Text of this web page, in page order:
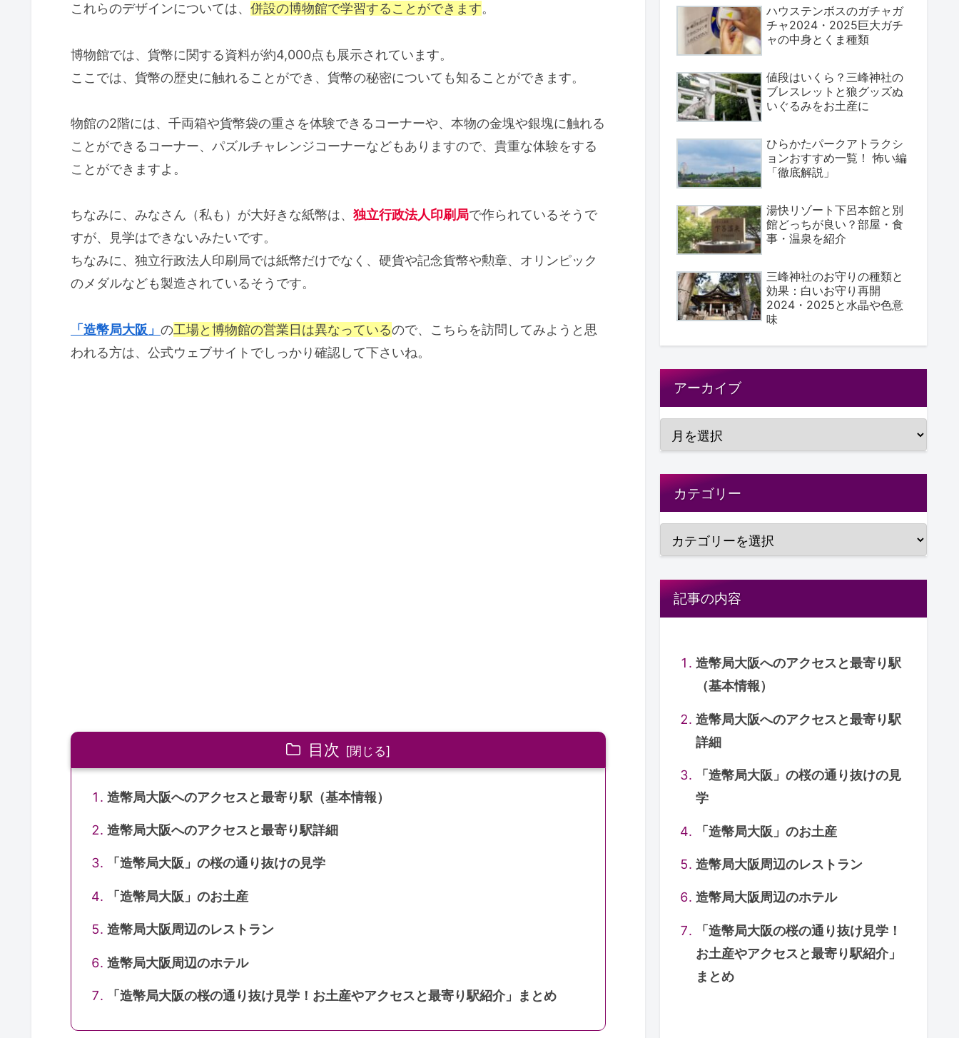
これらのデザインについては、 併設の博物館で学習することができます。
博物館では、貨幣に関する資料が約4,000点も展示されています。
ここでは、貨幣の歴史に触れることができ、貨幣の秘密についても知ることができます。
物館の2階には、千両箱や貨幣袋の重さを体験できるコーナーや、本物の金塊や銀塊に触れる
ことができるコーナー、パズルチャレンジコーナーなどもありますので、貴重な体験をする
ことができますよ。
ちなみに、みなさん（私も）が大好きな紙幣は、 独立行政法人印刷局で作られているそうで
すが、見学はできないみたいです。
ちなみに、独立行政法人印刷局では紙幣だけでなく、硬貨や記念貨幣や勲章、オリンピック
のメダルなども製造されているそうです。
「造幣局大阪」 の工場と博物館の営業日は異なっているので、こちらを訪問してみようと思
われる方は、公式ウェブサイトでしっかり確認して下さいね。
目次
造幣局大阪へのアクセスと最寄り駅（基本情報）
造幣局大阪へのアクセスと最寄り駅詳細
「造幣局大阪」の桜の通り抜けの見学
「造幣局大阪」のお土産
造幣局大阪周辺のレストラン
造幣局大阪周辺のホテル
「造幣局大阪の桜の通り抜け見学！お土産やアクセスと最寄り駅紹介」まとめ
ハウステンボスのガチャガ
チャ2024・2025巨大ガチ
ャの中身とくま種類
値段はいくら？三峰神社の
ブレスレットと狼グッズぬ
いぐるみをお土産に
ひらかたパークアトラクシ
ョンおすすめ一覧！ 怖い編
「徹底解説」
湯快リゾート下呂本館と別
館どっちが良い？部屋・食
事・温泉を紹介
三峰神社のお守りの種類と
効果：白いお守り再開
2024・2025と水晶や色意
味
アーカイブ
カテゴリー
記事の内容
造幣局大阪へのアクセスと最寄り駅
（基本情報）
造幣局大阪へのアクセスと最寄り駅
詳細
「造幣局大阪」の桜の通り抜けの見
学
「造幣局大阪」のお土産
造幣局大阪周辺のレストラン
造幣局大阪周辺のホテル
「造幣局大阪の桜の通り抜け見学！
お土産やアクセスと最寄り駅紹介」
まとめ